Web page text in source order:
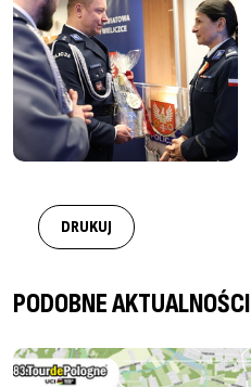
DRUKUJ
PODOBNE AKTUALNOŚCI